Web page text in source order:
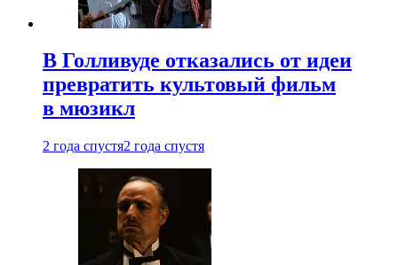
В Голливуде отказались от идеи
превратить культовый фильм
в мюзикл
2 года спустя2 года спустя